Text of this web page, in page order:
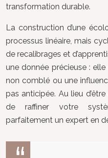
transformation durable.
La construction d’une
processus linéaire, mais
de recalibrages et
une donnée précieuse :
non comblé ou une
pas anticipée. Au lieu
de raffiner votre
parfaitement un expert en